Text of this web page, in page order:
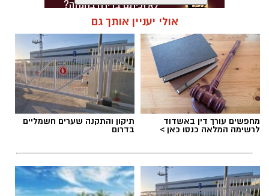
תגים: אליצור יבנה, דורון ג'מצ'י ביבנה
אולי יעניין אותך גם
מחפשים עורך דין באשדוד
לרשימה המלאה כנסו כאן >
תיקון והתקנה שערים חשמליים
בדרום